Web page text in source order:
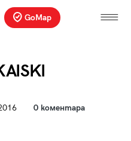
GoMap
0 коментара